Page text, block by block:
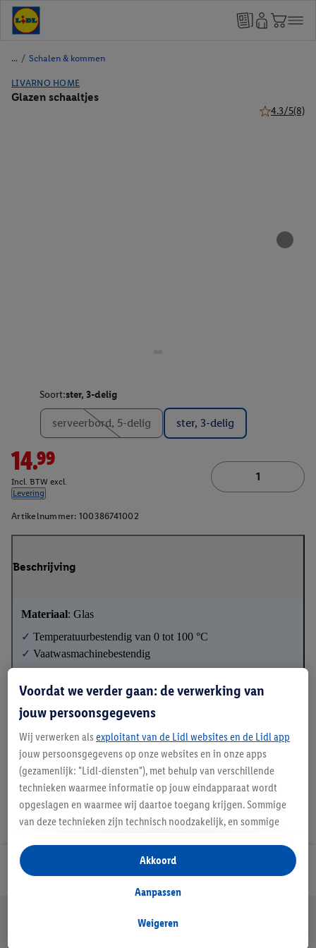
/ Schalen & kommen
LIVARNO HOME
Glazen schaaltjes
4.3/5(8)
Soort:ster, 3-delig
serveerbord, 5-delig ster, 3-delig
14.99
Incl. BTW excl.
Levering
Artikelnummer: 100386741002
Beschrijving
Materiaal: Glas
✓ Temperatuurbestendig van 0 tot 100 °C
✓ Vaatwasmachinebestendig
Details over productveiligheid
Veilig winkelen
Voordat we verder gaan: de verwerking van
jouw persoonsgegevens
Wij verwerken als exploitant van de Lidl websites en de Lidl app
jouw persoonsgegevens op onze websites en in onze apps
(gezamenlijk: "Lidl-diensten"), met behulp van verschillende
technieken waarmee informatie op jouw eindapparaat wordt
opgeslagen en waarmee wij daartoe toegang krijgen. Sommige
van deze technieken zijn technisch noodzakelijk, en sommige
opslaan van voorkeursinstellingen, het verzamelen en
analyseren van statistieken of voor het tonen van
gepersonaliseerde reclame binnen en buiten de Lidl-diensten.
gegevens over jouw aankoopgedrag in de winkel ook voor de
Weigeren
Aanpassen
Akkoord